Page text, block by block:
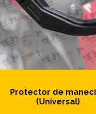
Protector de
(Universal)